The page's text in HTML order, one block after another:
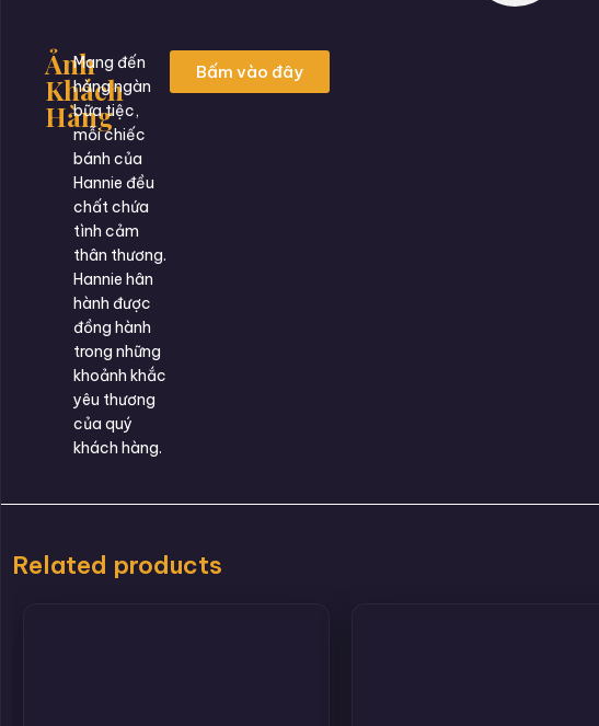
Ảnh
Khách
Hàng
Mang đến
hàng ngàn
bữa tiệc,
mỗi chiếc
bánh của
Hannie đều
chất chứa
tình cảm
thân thương.
Hannie hân
hành được
đồng hành
trong những
khoảnh khắc
yêu thương
của quý
khách hàng.
Bấm vào đây
Related products